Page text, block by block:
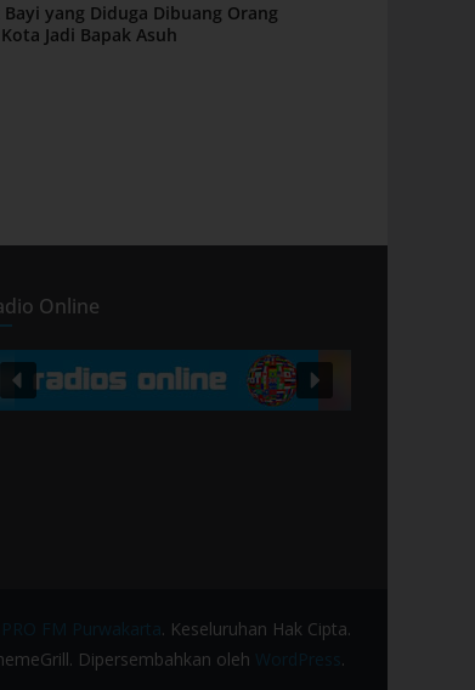
yang Diduga Dibuang Orang
Jadi Bapak Asuh
Online
FM Purwakarta. Keseluruhan Hak Cipta.
Dipersembahkan oleh WordPress .